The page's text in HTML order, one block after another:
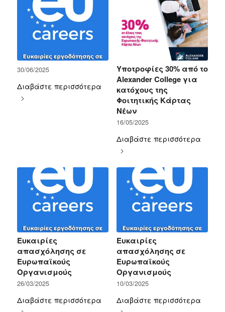
30/06/2025
Διαβάστε περισσότερα
Υποτροφίες 30% από το
Alexander College για
κατόχους της
Φοιτητικής Κάρτας
Νέων
16/05/2025
Διαβάστε περισσότερα
Ευκαιρίες
απασχόλησης σε
Ευρωπαϊκούς
Οργανισμούς
26/03/2025
Διαβάστε περισσότερα
Ευκαιρίες
απασχόλησης σε
Ευρωπαϊκούς
Οργανισμούς
10/03/2025
Διαβάστε περισσότερα